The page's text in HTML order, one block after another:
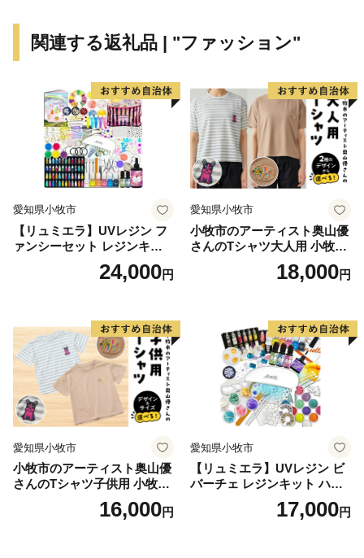
関連する返礼品 | "ファッション"
愛知県小牧市
【リュミエラ】UVレジン フ
ァンシーセット レジンキッ
ト ハンドメイド レジンクラ
フト アクセサリーキット 手
24,000円
愛知県小牧市
小牧市のアーティスト奥山優
さんのTシャツ大人用 小牧市
18,000円
愛知県小牧市
小牧市のアーティスト奥山優
さんのTシャツ子供用 小牧市
16,000円
愛知県小牧市
【リュミエラ】UVレジン ビ
バーチェ レジンキット ハン
ドメイド レジンクラフト ア
クセサリーキット 手作り セ
17,000円